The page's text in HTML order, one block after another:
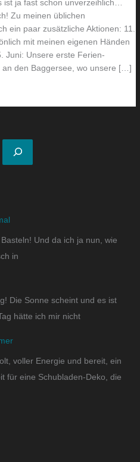
ist ja fast schon unverzeihlich…
Zu meinen üblichen
ein paar zusätzliche Aktionen: 11.
mit meinen eigenen Händen
Juni: Unsere erste Ferien-
den Baggersee, wo unsere […]
Und da ich ja nun, wie
in
Die Sonne scheint und es ist
hätte ich mir nicht
voller Energie und bereit, ein
für eine Schubladen-Deko, die